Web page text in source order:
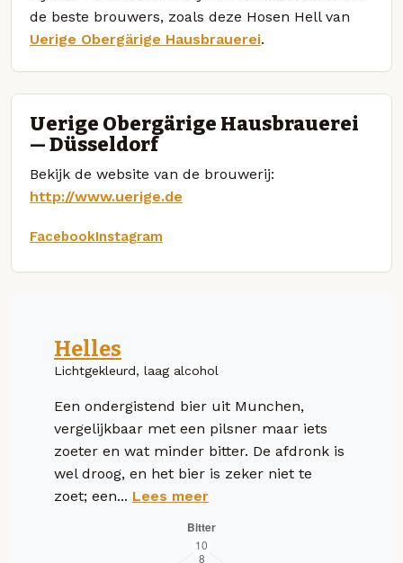
de beste brouwers, zoals deze Hosen Hell van
Uerige Obergärige Hausbrauerei.
Uerige Obergärige Hausbrauerei
— Düsseldorf
Bekijk de website van de brouwerij:
http://www.uerige.de
FacebookInstagram
Helles
Lichtgekleurd, laag alcohol
Een ondergistend bier uit Munchen,
vergelijkbaar met een pilsner maar iets
zoeter en wat minder bitter. De afdronk is
wel droog, en het bier is zeker niet te
zoet; een... Lees meer